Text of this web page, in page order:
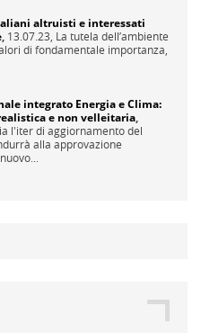
altruisti e interessati
, 13.07.23, La tutela dell’ambiente
di fondamentale importanza,
integrato Energia e Clima:
e non velleitaria,
l'iter di aggiornamento del
alla approvazione